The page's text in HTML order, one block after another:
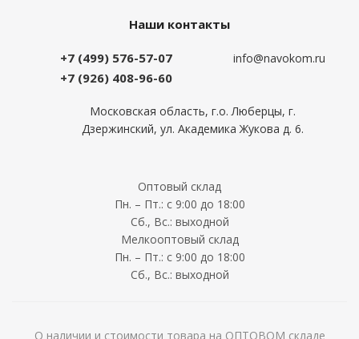
Наши контакты
+7 (499) 576-57-07
+7 (926) 408-96-60
info@navokom.ru
Московская область, г.о. Люберцы, г.
Дзержинский, ул. Академика Жукова д. 6.
Оптовый склад
Пн. – Пт.: с 9:00 до 18:00
Сб., Вс.: выходной
Мелкооптовый склад
Пн. – Пт.: с 9:00 до 18:00
Сб., Вс.: выходной
О наличии и стоимости товара на ОПТОВОМ складе